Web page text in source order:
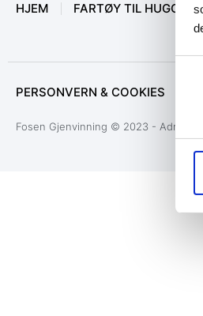
HJEM FARTØY TIL HUGGING
PERSONVERN & COOKIES
Fosen Gjenvinning © 2023 -